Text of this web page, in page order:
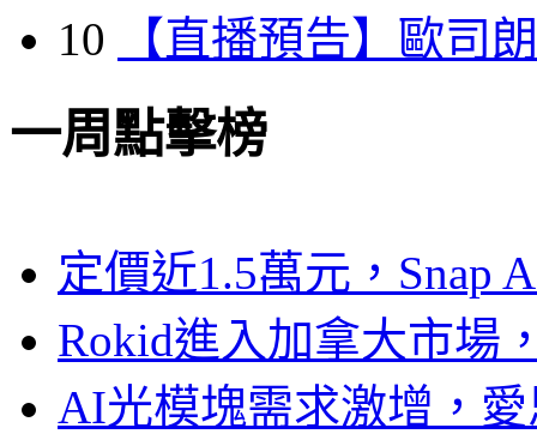
10
【直播預告】歐司
一周點擊榜
定價近1.5萬元，Snap
Rokid進入加拿大市場
AI光模塊需求激增，